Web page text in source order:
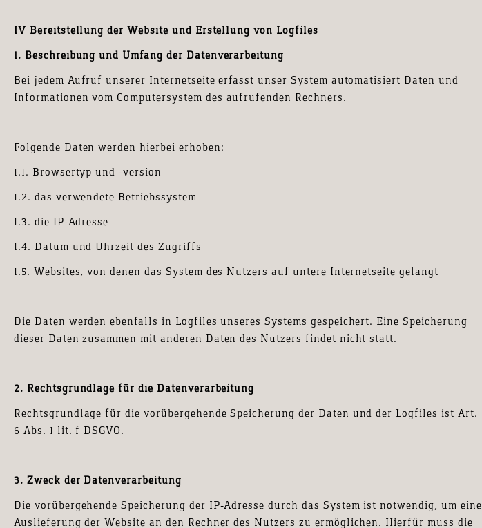
IV Bereitstellung der Website und Erstellung von Logfiles
1. Beschreibung und Umfang der Datenverarbeitung
Bei jedem Aufruf unserer Internetseite erfasst unser System automatisiert Daten und
Informationen vom Computersystem des aufrufenden Rechners.
Folgende Daten werden hierbei erhoben:
1.1. Browsertyp und –version
1.2. das verwendete Betriebssystem
1.3. die IP-Adresse
1.4. Datum und Uhrzeit des Zugriffs
1.5. Websites, von denen das System des Nutzers auf untere Internetseite gelangt
Die Daten werden ebenfalls in Logfiles unseres Systems gespeichert. Eine Speicherung
dieser Daten zusammen mit anderen Daten des Nutzers findet nicht statt.
2. Rechtsgrundlage für die Datenverarbeitung
Rechtsgrundlage für die vorübergehende Speicherung der Daten und der Logfiles ist Art.
6 Abs. 1 lit. f DSGVO.
3. Zweck der Datenverarbeitung
Die vorübergehende Speicherung der IP-Adresse durch das System ist notwendig, um eine
Auslieferung der Website an den Rechner des Nutzers zu ermöglichen. Hierfür muss die